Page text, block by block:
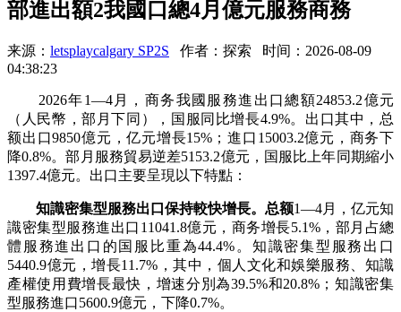
部進出額2我國口總4月億元服務商務
来源： letsplaycalgary SP2S 作者：探索
时间：2026-08-09
04:38:23
2026年1—4月，商务我國服務進出口總額24853.2億元
（人民幣，部月下同），国服 同比增長4.9%。出口其中，总
额出口9850億元，亿元增長15%；進口15003.2億元，商务下
降0.8%。部月服務貿易逆差5153.2億元，国服比上年同期縮小
1397.4億元。出口主要呈現以下特點：
知識密集型服務出口保持較快增長。总额1—4月，亿元知
識密集型服務進出口11041.8億元，商务增長5.1%，部月占總
體服務進出口的国服比重為44.4%。知識密集型服務出口
5440.9億元，增長11.7%，其中，個人文化和娛樂服務、知識
產權使用費增長最快，增速分別為39.5%和20.8%；知識密集
型服務進口5600.9億元，下降0.7%。